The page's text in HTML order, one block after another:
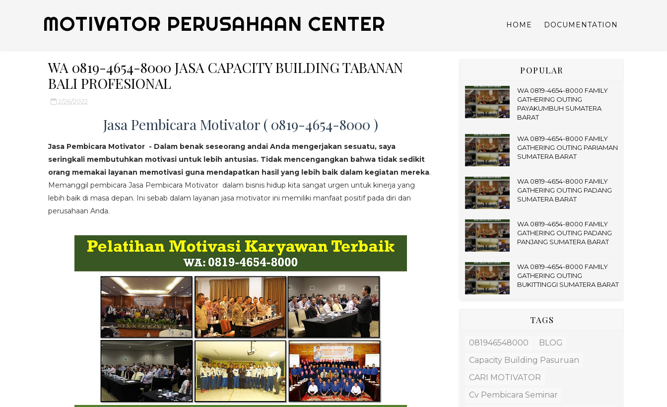
MOTIVATOR PERUSAHAAN CENTER HOME DOCUMENTATION
WA 0819-4654-8000 JASA CAPACITY BUILDING TABANAN
BALI PROFESIONAL
2/26/2022
Jasa Pembicara Motivator ( 0819-4654-8000 )
Jasa Pembicara Motivator - Dalam benak seseorang andai Anda mengerjakan sesuatu, saya
seringkali membutuhkan motivasi untuk lebih antusias. Tidak mencengangkan bahwa tidak sedikit
orang memakai layanan memotivasi guna mendapatkan hasil yang lebih baik dalam kegiatan mereka.
Memanggil pembicara Jasa Pembicara Motivator dalam bisnis hidup kita sangat urgen untuk kinerja yang
lebih baik di masa depan. Ini sebab dalam layanan jasa motivator ini memiliki manfaat positif pada diri dan
perusahaan Anda.
POPULAR
WA 0819-4654-8000 FAMILY
GATHERING OUTING
PAYAKUMBUH SUMATERA
BARAT
WA 0819-4654-8000 FAMILY
GATHERING OUTING PARIAMAN
SUMATERA BARAT
WA 0819-4654-8000 FAMILY
GATHERING OUTING PADANG
SUMATERA BARAT
WA 0819-4654-8000 FAMILY
GATHERING OUTING PADANG
PANJANG SUMATERA BARAT
WA 0819-4654-8000 FAMILY
GATHERING OUTING
BUKITTINGGI SUMATERA BARAT
TAGS
081946548000
BLOG
Capacity Building Pasuruan
CARI MOTIVATOR
Cv Pembicara Seminar